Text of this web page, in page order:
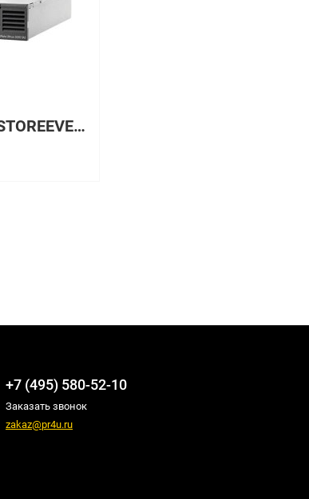
Стример HP STOREEVER MSL2024 1 LTO-5 ULTRIUM 3000 SAS С 24 LTO-5 MEDIA/TVLITE [E7W44A]
+7 (495) 580-52-10
Заказать звонок
zakaz@pr4u.ru